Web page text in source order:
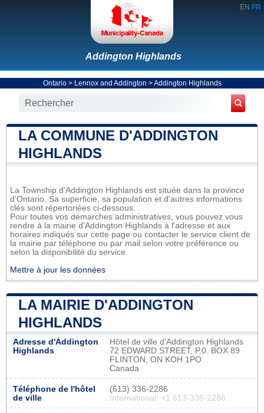
EN FR
Addington Highlands
Ontario> Lennox and Addington >Addington Highlands
LA COMMUNE D'ADDINGTON
HIGHLANDS
La Township d'Addington Highlands est située dans la province
d'Ontario. Sa superficie, sa population et d'autres informations
clés sont répertoriées ci-dessous.
Pour toutes vos démarches administratives, vous pouvez vous
rendre à la mairie d'Addington Highlands à l'adresse et aux
horaires indiqués sur cette page ou contacter le service client de
la mairie par téléphone ou par mail selon votre préférence ou
selon la disponibilité du service.
Mettre à jour les données
LA MAIRIE D'ADDINGTON
HIGHLANDS
Adresse d'Addington
Highlands
Hôtel de ville d'Addington Highlands
72 EDWARD STREET, P.0. BOX 89
FLINTON, ON KOH 1PO
Canada
Téléphone de l'hôtel
de ville
(613) 336-2286
International: +1 613-336-2286